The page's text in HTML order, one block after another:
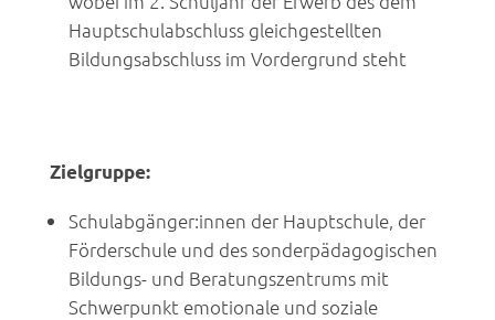
Hauptschulabschluss gleichgestellten
Bildungsabschluss im Vordergrund steht
Zielgruppe:
Schulabgänger:innen der Hauptschule, der
Förderschule und des sonderpädagogischen
Bildungs- und Beratungszentrums mit
Schwerpunkt emotionale und soziale